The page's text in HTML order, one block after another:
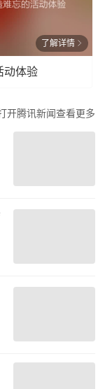
了解详情
动体验
开腾讯新闻查看更多